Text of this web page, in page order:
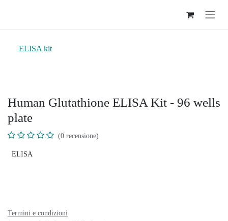
ELISA kit
Human Glutathione ELISA Kit - 96 wells
plate
(0 recensione)
ELISA
Termini e condizioni